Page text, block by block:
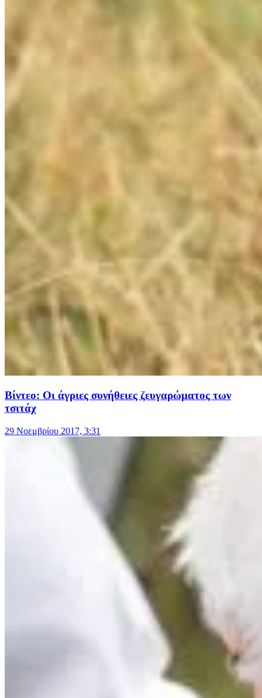
Βίντεο: Οι άγριες συνήθειες ζευγαρώματος των
τσιτάχ
29 Νοεμβρίου 2017, 3:31